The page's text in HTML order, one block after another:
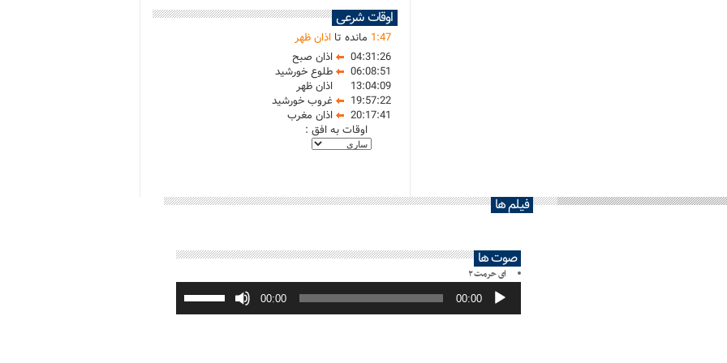
اوقات شرعی
1:47 مانده تااذان ظهر
04:31:26
اذان صبح
06:08:51
طلوع خورشید
13:04:09
اذان ظهر
19:57:22
غروب خورشید
20:17:41
اذان مغرب
اوقات به افق :
فیلم ها
صوت ها
ای حرمت ۲
پخش‌کننده
صوت 00:00
00:00
برای
افزایش
یا
صدا